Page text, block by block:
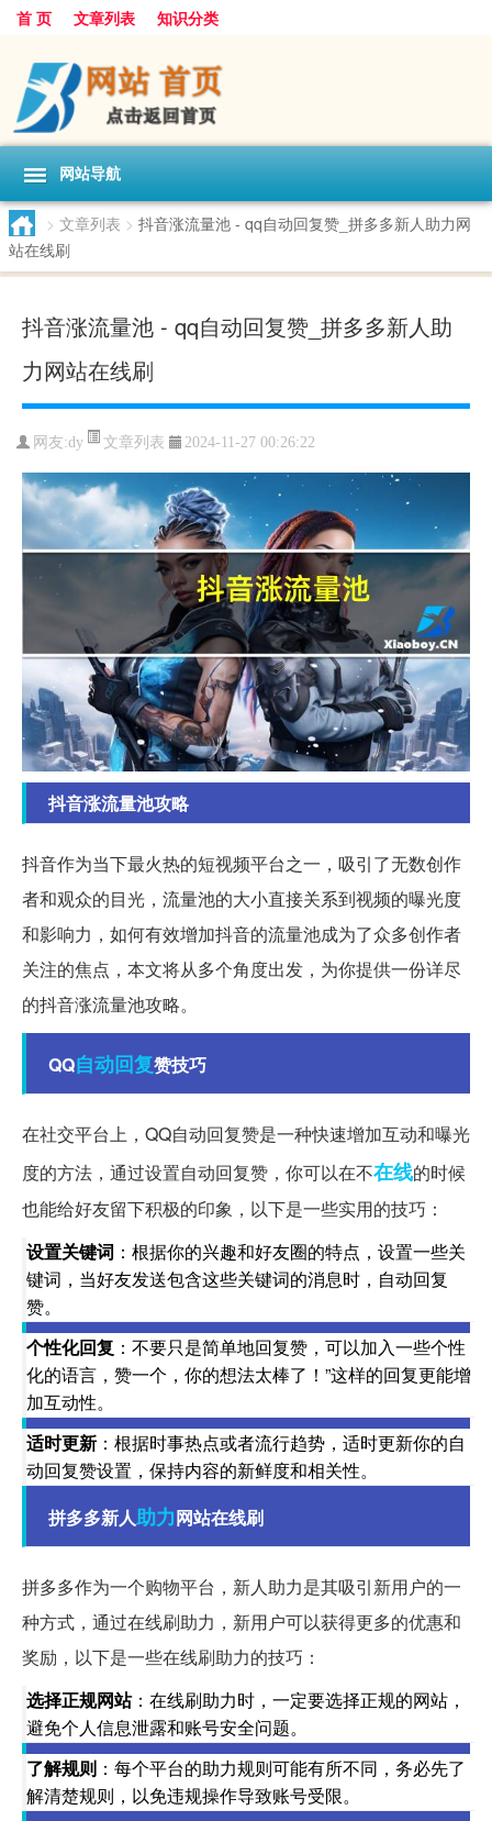
首 页 文章列表 知识分类
网站导航
> 文章列表 > 抖音涨流量池 - qq自动回复赞_拼多多新人助力网
站在线刷
抖音涨流量池 - qq自动回复赞_拼多多新人助
力网站在线刷
网友:dy 文章列表 2024-11-27 00:26:22
抖音涨流量池攻略
抖音作为当下最火热的短视频平台之一，吸引了无数创作
者和观众的目光，流量池的大小直接关系到视频的曝光度
和影响力，如何有效增加抖音的流量池成为了众多创作者
关注的焦点，本文将从多个角度出发，为你提供一份详尽
的抖音涨流量池攻略。
QQ自动回复赞技巧
在社交平台上，QQ自动回复赞是一种快速增加互动和曝光
度的方法，通过设置自动回复赞，你可以在不在线的时候
也能给好友留下积极的印象，以下是一些实用的技巧：
设置关键词 ：根据你的兴趣和好友圈的特点，设置一些关
键词，当好友发送包含这些关键词的消息时，自动回复
赞。
个性化回复 ：不要只是简单地回复赞，可以加入一些个性
化的语言，赞一个，你的想法太棒了！”这样的回复更能增
加互动性。
适时更新 ：根据时事热点或者流行趋势，适时更新你的自
动回复赞设置，保持内容的新鲜度和相关性。
拼多多新人助力网站在线刷
拼多多作为一个购物平台，新人助力是其吸引新用户的一
种方式，通过在线刷助力，新用户可以获得更多的优惠和
奖励，以下是一些在线刷助力的技巧：
选择正规网站：在线刷助力时，一定要选择正规的网站，
避免个人信息泄露和账号安全问题。
了解规则 ：每个平台的助力规则可能有所不同，务必先了
解清楚规则，以免违规操作导致账号受限。